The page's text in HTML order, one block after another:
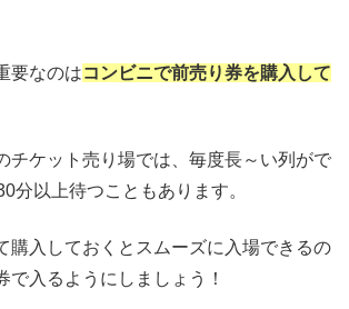
要なのはコンビニで前売り券を購入して
チケット売り場では、毎度長～い列がで
分以上待つこともあります。
購入しておくとスムーズに入場できるの
で入るようにしましょう！